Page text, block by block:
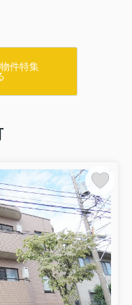
件特集